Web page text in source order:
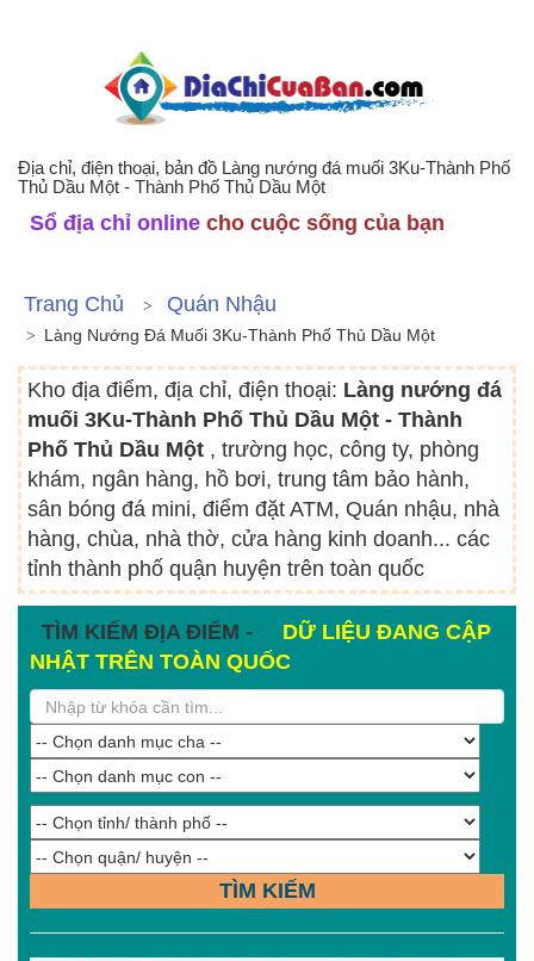
Địa chỉ, điện thoại, bản đồ Làng nướng đá muối 3Ku-Thành Phố
Thủ Dầu Một - Thành Phố Thủ Dầu Một
Sổ địa chỉ online cho cuộc sống của bạn
Trang Chủ Quán Nhậu
Làng Nướng Đá Muối 3Ku-Thành Phố Thủ Dầu Một
Kho địa điểm, địa chỉ, điện thoại: Làng nướng đá
muối 3Ku-Thành Phố Thủ Dầu Một - Thành
Phố Thủ Dầu Một , trường học, công ty, phòng
khám, ngân hàng, hồ bơi, trung tâm bảo hành,
sân bóng đá mini, điểm đặt ATM, Quán nhậu, nhà
hàng, chùa, nhà thờ, cửa hàng kinh doanh... các
tỉnh thành phố quận huyện trên toàn quốc
TÌM KIẾM ĐỊA ĐIỂM -
DỮ LIỆU ĐANG CẬP
NHẬT TRÊN TOÀN QUỐC
TÌM KIẾM